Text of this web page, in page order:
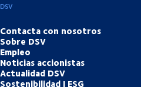
DSV
Contacta con nosotros
Sobre DSV
Empleo
Noticias accionistas
Actualidad DSV
Sostenibilidad | ESG